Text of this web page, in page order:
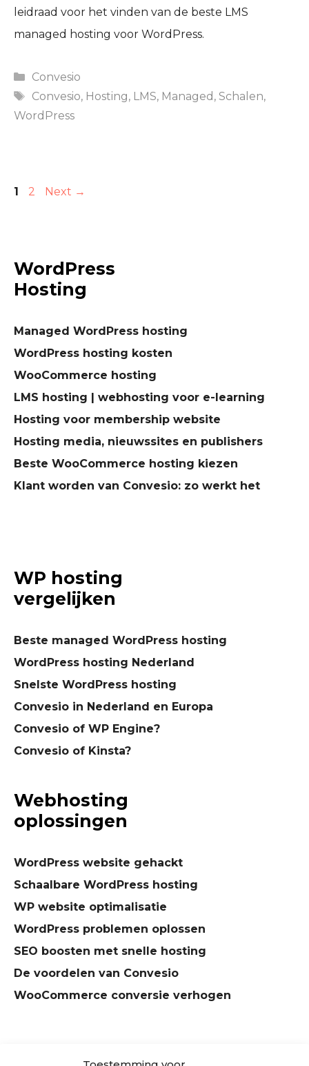
leidraad voor het vinden van de beste LMS
managed hosting voor WordPress.
Categories
Convesio
Tags
Convesio, Hosting, LMS, Managed , Schalen,
WordPress
Page
1 Page
2 Next →
WordPress
Hosting
Managed WordPress hosting
WordPress hosting kosten
WooCommerce hosting
LMS hosting | webhosting voor e-learning
Hosting voor membership website
Hosting media, nieuwssites en publishers
Beste WooCommerce hosting kiezen
Klant worden van Convesio: zo werkt het
WP hosting
vergelijken
Beste managed WordPress hosting
WordPress hosting Nederland
Snelste WordPress hosting
Convesio in Nederland en Europa
Convesio of WP Engine?
Convesio of Kinsta?
Webhosting
oplossingen
WordPress website gehackt
Schaalbare WordPress hosting
WP website optimalisatie
WordPress problemen oplossen
SEO boosten met snelle hosting
De voordelen van Convesio
WooCommerce conversie verhogen